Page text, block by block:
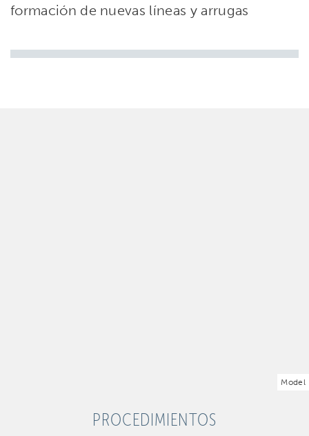
formación de nuevas líneas y arrugas
Model
PROCEDIMIENTOS